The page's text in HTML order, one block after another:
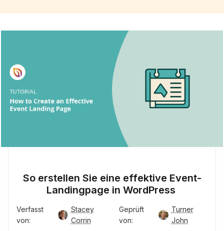
So erstellen Sie eine effektive Event-
Landingpage in WordPress
Verfasst
von:
Stacey
Corrin
Geprüft
von:
Turner
John